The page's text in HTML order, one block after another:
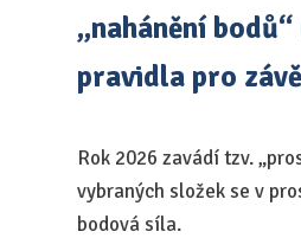
„nahánění
pravidla pro
Rok 2026 zavádí tzv.
vybraných složek se v
bodová síla.